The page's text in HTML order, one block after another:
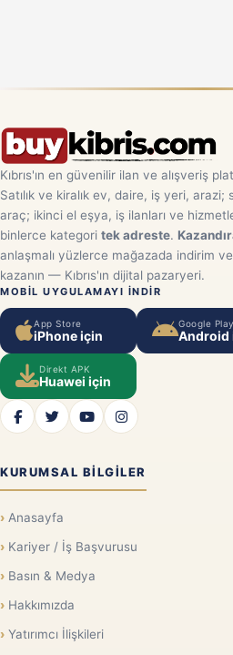
Kıbrıs'ın en güvenilir ilan ve alışveriş
Satılık ve kiralık ev, daire, iş yeri, arazi;
araç; ikinci el eşya, iş ilanları ve
binlerce kategori tek adreste.
anlaşmalı yüzlerce mağazada indirim
kazanın — Kıbrıs'ın dijital pazaryeri.
MOBIL UYGULAMAYI INDIR
App Store
iPhone için
Google Play
Android
Direkt APK
Huawei için
KURUMSAL BILGILER
Anasayfa
Kariyer / İş Başvurusu
Basın & Medya
Hakkımızda
Yatırımcı İlişkileri